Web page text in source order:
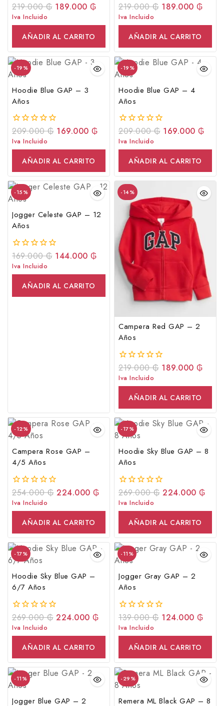
0
fuera
de
219.000₲ 189.000 ₲
Iva Incluido
AÑADIR AL CARRITO
0
fuera
de
219.000₲ 189.000 ₲
Iva Incluido
AÑADIR AL CARRITO
-19%
Hoodie Blue GAP – 3
Años
0
fuera
de
209.000₲ 169.000 ₲
Iva Incluido
AÑADIR AL CARRITO
-19%
Hoodie Blue GAP – 4
Años
0
fuera
de
209.000₲ 169.000 ₲
Iva Incluido
AÑADIR AL CARRITO
-15%
Jogger Celeste GAP – 12
Años
0
fuera
de
169.000₲ 144.000 ₲
Iva Incluido
AÑADIR AL CARRITO
-14%
Campera Red GAP – 2
Años
0
fuera
de
219.000₲ 189.000 ₲
Iva Incluido
AÑADIR AL CARRITO
-12%
Campera Rose GAP –
4/5 Años
0
fuera
de
254.000₲ 224.000 ₲
Iva Incluido
AÑADIR AL CARRITO
-17%
Hoodie Sky Blue GAP – 8
Años
0
fuera
de
269.000₲ 224.000 ₲
Iva Incluido
AÑADIR AL CARRITO
-17%
Hoodie Sky Blue GAP –
6/7 Años
0
fuera
de
269.000₲ 224.000 ₲
Iva Incluido
AÑADIR AL CARRITO
-11%
Jogger Gray GAP – 2
Años
0
fuera
de
139.000₲ 124.000 ₲
Iva Incluido
AÑADIR AL CARRITO
-11%
Jogger Blue GAP – 2
-29%
Remera ML Black GAP – 8